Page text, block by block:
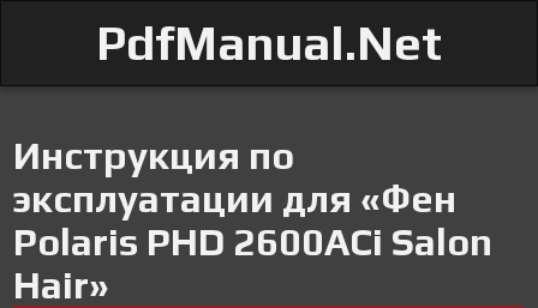
PdfManual.Net
Инструкция по
эксплуатации для «Фен
Polaris PHD 2600AСi Salon
Hair»